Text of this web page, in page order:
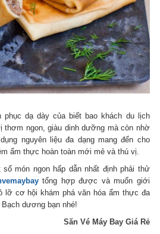
phục dạ dày của biết bao khách du lịch
thơm ngon, giàu dinh dưỡng mà còn nhờ
nguyên liệu đa dạng mang đến cho
ẩm thực hoàn toàn mới mẻ và thú vị.
món ngon hấp dẫn nhất định phải thử
tổng hợp được và muốn giới
lỡ cơ hội khám phá văn hóa ẩm thực đa
dương bạn nhé!
Săn Vé Máy Bay Giá Rẻ